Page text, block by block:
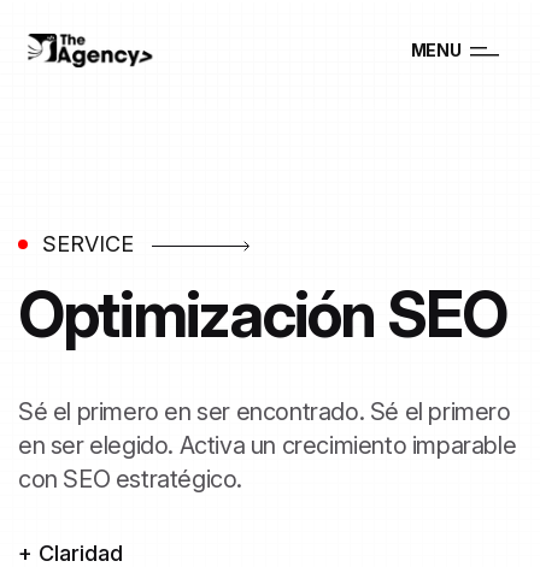
MENU
SERVICE
Optimización SEO
Sé el primero en ser encontrado. Sé el primero
en ser elegido. Activa un crecimiento imparable
con SEO estratégico.
+ Claridad